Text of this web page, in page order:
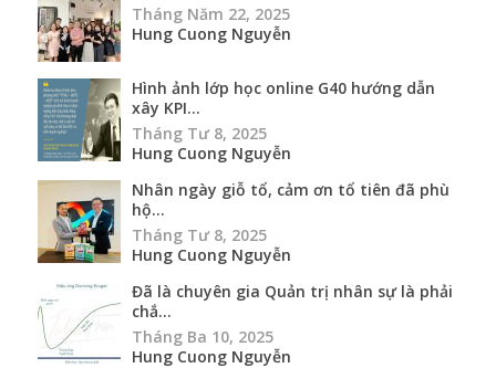
Tháng Năm 22, 2025
Hung Cuong Nguyễn
Hình ảnh lớp học online G40 hướng dẫn
xây KPI...
Tháng Tư 8, 2025
Hung Cuong Nguyễn
Nhân ngày giỗ tổ, cảm ơn tổ tiên đã phù
hộ...
Tháng Tư 8, 2025
Hung Cuong Nguyễn
Đã là chuyên gia Quản trị nhân sự là phải
chắ...
Tháng Ba 10, 2025
Hung Cuong Nguyễn